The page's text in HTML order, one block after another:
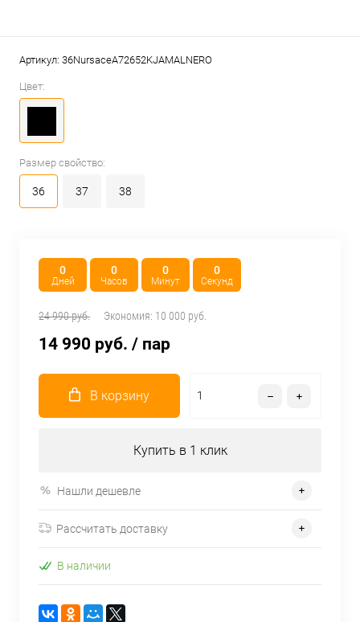
Артикул: 36NursaceA72652KJAMALNERO
Цвет:
Размер свойство:
36 37 38
0
Дней
0
Часов
0
Минут
0
Секунд
24 990 руб. Экономия: 10 000 руб.
14 990 руб. / пар
В корзину
Купить в 1 клик
Нашли дешевле
Рассчитать доставку
В наличии